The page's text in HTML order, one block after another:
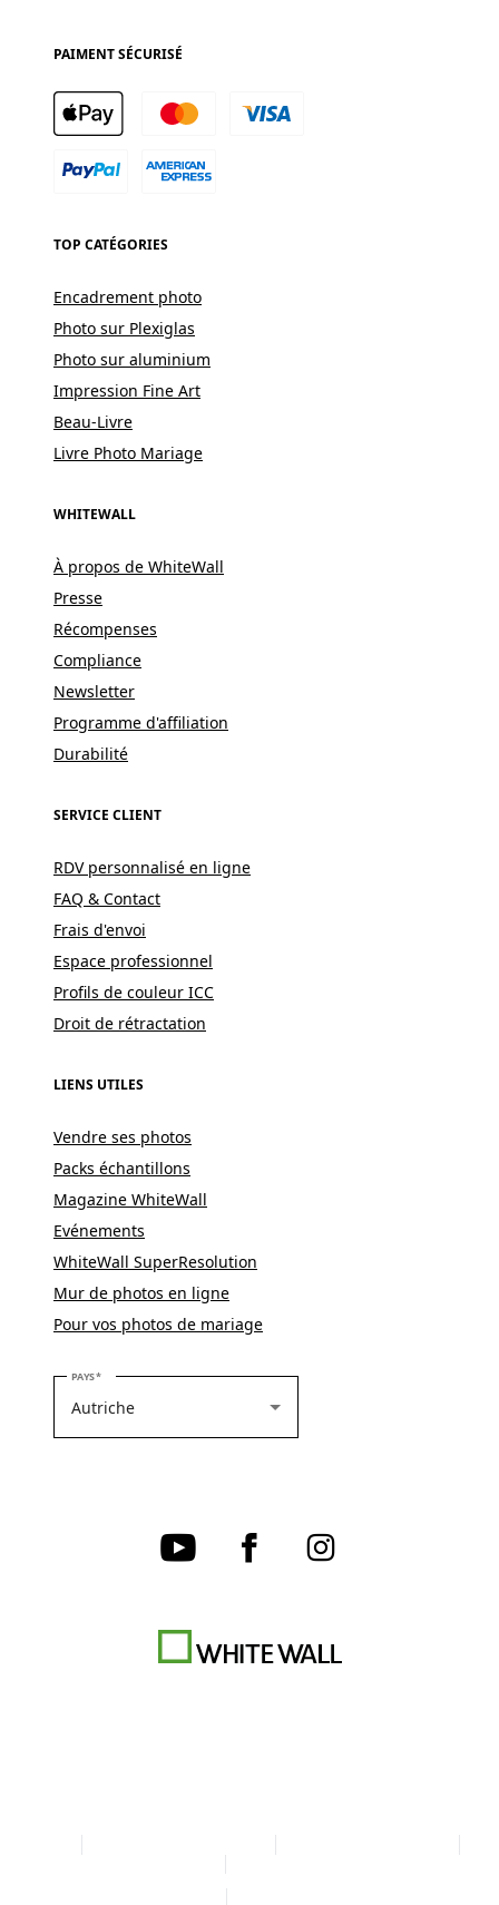
PAIMENT SÉCURISÉ
TOP CATÉGORIES
Encadrement photo
Photo sur Plexiglas
Photo sur aluminium
Impression Fine Art
Beau-Livre
Livre Photo Mariage
WHITEWALL
À propos de WhiteWall
Presse
Récompenses
Compliance
Newsletter
Programme d'affiliation
Durabilité
SERVICE CLIENT
RDV personnalisé en ligne
FAQ & Contact
Frais d'envoi
Espace professionnel
Profils de couleur ICC
Droit de rétractation
LIENS UTILES
Vendre ses photos
Packs échantillons
Magazine WhiteWall
Evénements
WhiteWall SuperResolution
Mur de photos en ligne
Pour vos photos de mariage
PAYSVEUILLEZ SÉLECTIONNER VOTRE PAYS